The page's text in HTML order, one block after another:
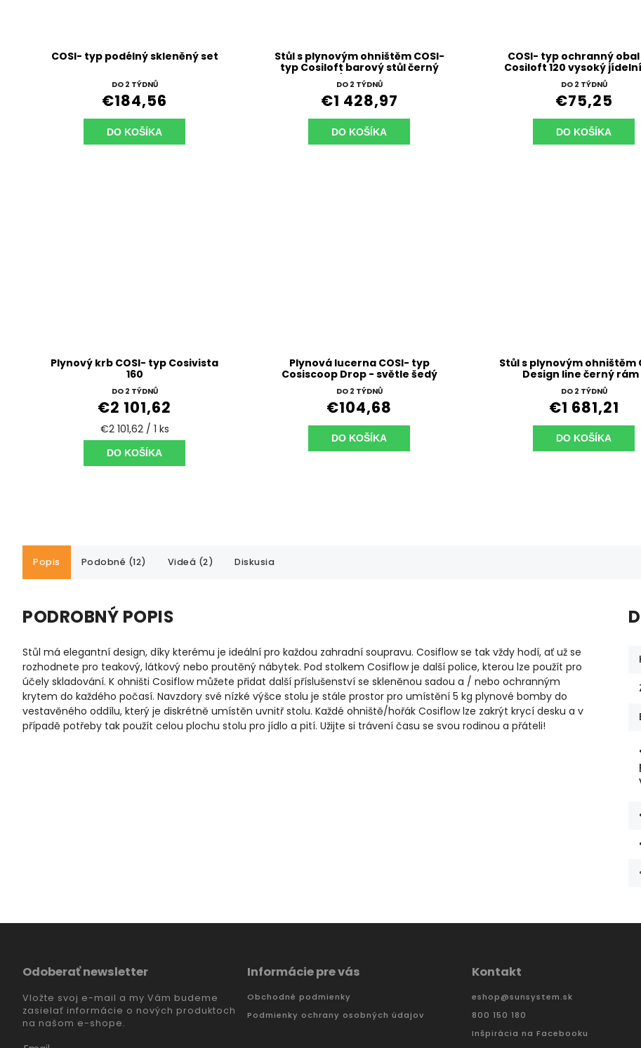
COSI- typ podélný skleněný set
DO 2 TÝDNŮ
€184,56
DO KOŠÍKA
Stůl s plynovým ohništěm COSI-
typ Cosiloft barový stůl černý
rám / šedá deska
DO 2 TÝDNŮ
€1 428,97
DO KOŠÍKA
COSI- typ ochranný
Cosiloft 120 vysoký
DO 2 TÝDNŮ
€75,25
DO KOŠÍKA
Plynový krb COSI- typ Cosivista
160
DO 2 TÝDNŮ
€2 101,62
€2 101,62 / 1 ks
DO KOŠÍKA
Plynová lucerna COSI- typ
Cosiscoop Drop - světle šedý
DO 2 TÝDNŮ
€104,68
DO KOŠÍKA
Stůl s plynovým ohništěm
Design line černý rám
keramická deska šedá
DO 2 TÝDNŮ
€1 681,21
DO KOŠÍKA
Popis Podobné (12) Videá (2) Diskusia
PODROBNÝ POPIS
Stůl má elegantní design, díky kterému je ideální pro každou zahradní soupravu. Cosiflow se tak vždy hodí, ať už se
rozhodnete pro teakový, látkový nebo proutěný nábytek. Pod stolkem Cosiflow je další police, kterou lze použít pro
účely skladování. K ohništi Cosiflow můžete přidat další příslušenství se skleněnou sadou a / nebo ochranným
krytem do každého počasí. Navzdory své nízké výšce stolu je stále prostor pro umístění 5 kg plynové bomby do
vestavěného oddílu, který je diskrétně umístěn uvnitř stolu. Každé ohniště/hořák Cosiflow lze zakrýt krycí desku a v
případě potřeby tak použít celou plochu stolu pro jídlo a pití. Užijte si trávení času se svou rodinou a přáteli!
Odoberať newsletter
Vložte svoj e-mail a my Vám budeme
zasielať informácie o nových produktoch
na našom e-shope.
Informácie pre vás
Obchodné podmienky
Podmienky ochrany osobných údajov
Kontakt
eshop@sunsystem.sk
800 150 180
Inšpirácia na Facebooku